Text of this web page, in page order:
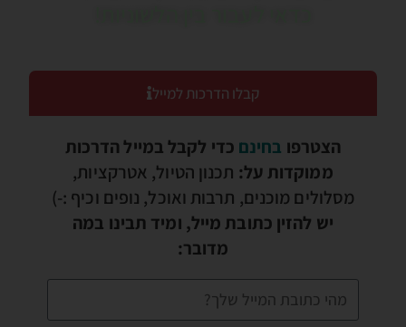
קבלו הדרכות למייל
הצטרפו בחינם כדי לקבל במייל הדרכות
ממוקדות על: תכנון הטיול, אטרקציות,
מסלולים מוכנים, תרבות ואוכל, נופים וכיף :-)
יש להזין כתובת מייל, ומיד תבינו במה
מדובר: